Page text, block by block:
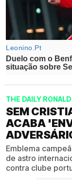
THE DAILY
SEM
ACABA
Emblema
de astro
contra clube